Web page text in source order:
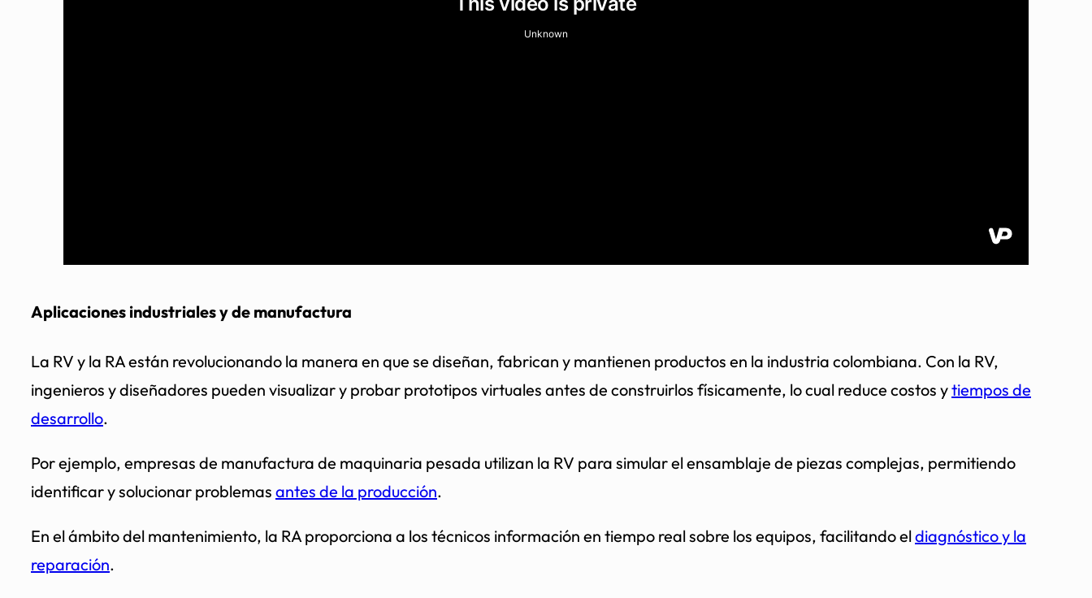
Aplicaciones industriales y de manufactura
La RV y la RA están revolucionando la manera en que se diseñan, fabrican y mantienen productos en la industria colombiana. Con la RV,
ingenieros y diseñadores pueden visualizar y probar prototipos virtuales antes de construirlos físicamente, lo cual reduce costos ytiempos de
desarrollo.
Por ejemplo, empresas de manufactura de maquinaria pesada utilizan la RV para simular el ensamblaje de piezas complejas, permitiendo
identificar y solucionar problemas antes de la producción.
En el ámbito del mantenimiento, la RA proporciona a los técnicos información en tiempo real sobre los equipos, facilitando eldiagnóstico y la
reparación.